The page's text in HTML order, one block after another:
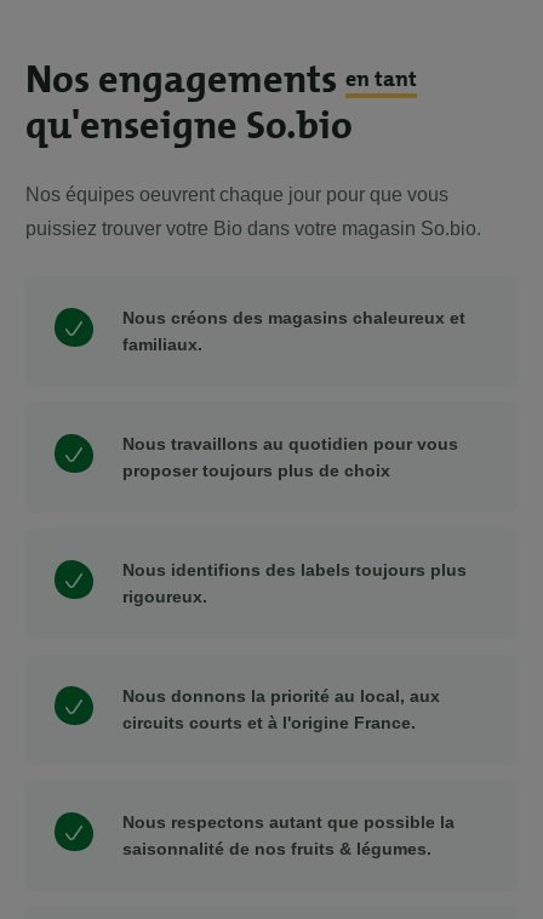
Nos engagements en tant
qu'enseigne So.bio
Nos équipes oeuvrent chaque jour pour que vous
puissiez trouver votre Bio dans votre magasin So.bio.
Nous créons des magasins chaleureux et
familiaux.
Nous travaillons au quotidien pour vous
proposer toujours plus de choix
Nous identifions des labels toujours plus
rigoureux.
Nous donnons la priorité au local, aux
circuits courts et à l'origine France.
Nous respectons autant que possible la
saisonnalité de nos fruits & légumes.